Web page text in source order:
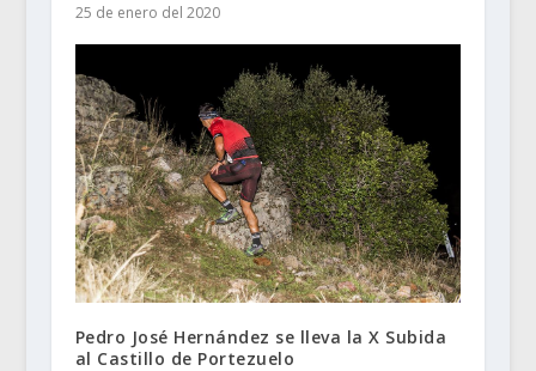
25 de enero del 2020
Pedro José Hernández se lleva la X Subida
al Castillo de Portezuelo